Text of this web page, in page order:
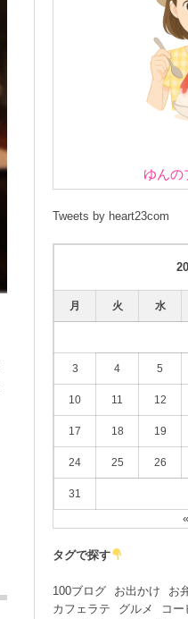
ゆんの
Tweets by heart23com
月 火 水
3 4 5
10 11 12
17 18 19
24 25 26
31
タグで探す
100ブログ お出かけ お
カフェラテ
グルメ コー